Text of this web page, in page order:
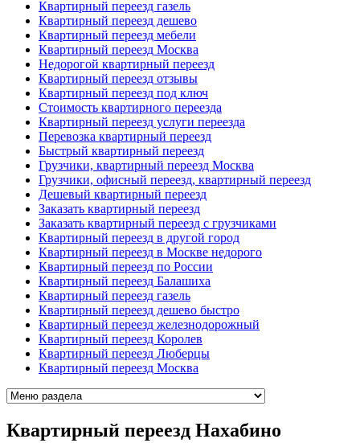
Квартирный переезд газель
Квартирный переезд дешево
Квартирный переезд мебели
Квартирный переезд Москва
Недорогой квартирный переезд
Квартирный переезд отзывы
Квартирный переезд под ключ
Стоимость квартирного переезда
Квартирный переезд услуги переезда
Перевозка квартирный переезд
Быстрый квартирный переезд
Грузчики, квартирный переезд Москва
Грузчики, офисный переезд, квартирный переезд
Дешевый квартирный переезд
Заказать квартирный переезд
Заказать квартирный переезд с грузчиками
Квартирный переезд в другой город
Квартирный переезд в Москве недорого
Квартирный переезд по России
Квартирный переезд Балашиха
Квартирный переезд газель
Квартирный переезд дешево быстро
Квартирный переезд железнодорожный
Квартирный переезд Королев
Квартирный переезд Люберцы
Квартирный переезд Москва
Квартирный переезд Нахабино